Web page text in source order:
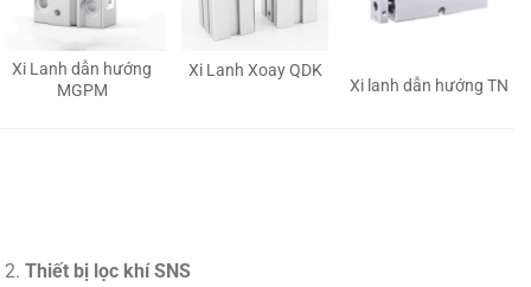
Xi Lanh dẫn hướng
MGPM
Xi Lanh Xoay QDK
Xi lanh dẫn hướng TN
Thiết bị lọc khí SNS